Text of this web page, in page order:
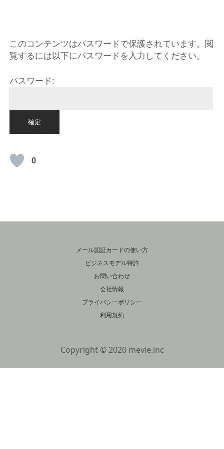
このコンテンツはパスワードで保護されています。閲
覧するには以下にパスワードを入力してください。
パスワード:
0
メール認証カードの使い方
ビジネスモデル特許
お問い合わせ
会社情報
プライバシーポリシー
利用規約
Copyright © 2020 mevie.inc